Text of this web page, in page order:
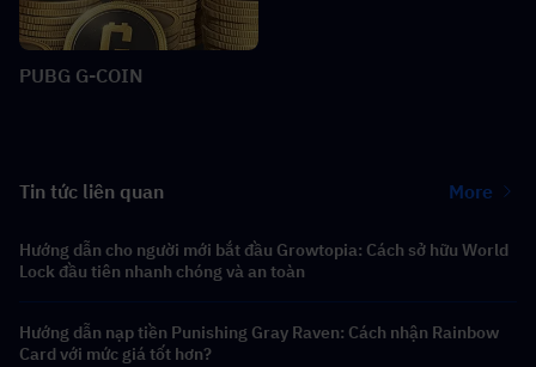
PUBG G-COIN
Tin tức liên quan More
Hướng dẫn cho người mới bắt đầu Growtopia: Cách sở hữu World
Lock đầu tiên nhanh chóng và an toàn
Hướng dẫn nạp tiền Punishing Gray Raven: Cách nhận Rainbow
Card với mức giá tốt hơn?